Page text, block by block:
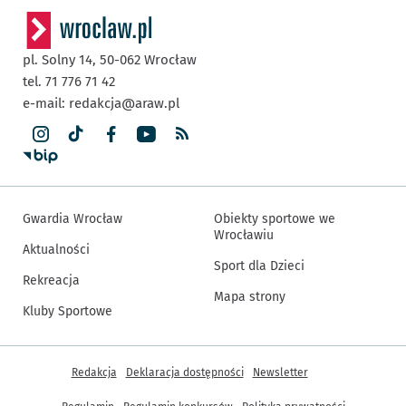
pl. Solny 14, 50-062 Wrocław
tel. 71 776 71 42
e-mail: redakcja@araw.pl
Gwardia Wrocław
Aktualności
Rekreacja
Kluby Sportowe
Obiekty sportowe we
Wrocławiu
Sport dla Dzieci
Mapa strony
Inne informacje
Redakcja Deklaracja dostępności Newsletter